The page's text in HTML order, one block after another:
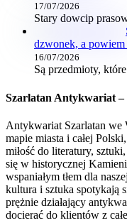
17/07/2026
Stary dowcip
dzwonek, a
16/07/2026
Są przedmioty,
Szarlatan Antykwariat –
Antykwariat Szarlatan we
mapie miasta i całej
miłość do literatury,
się w historycznej
wspaniałym tłem dla
kultura i sztuka spotykają
prężnie działający
docierać do klientów z